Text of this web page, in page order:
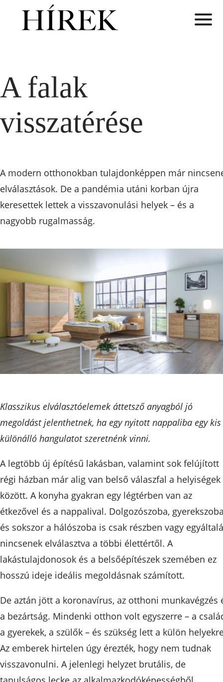
A falak
visszatérése
A modern otthonokban tulajdonképpen már
elválasztások. De a pandémia utáni korban újra
keresettek lettek a visszavonulási helyek – és a
nagyobb rugalmasság.
Klasszikus elválasztóelemek áttetsző anyagból jó
megoldást jelenthetnek, ha egy nyitott nappaliba egy kis
különálló hangulatot szeretnénk vinni.
A legtöbb új építésű lakásban, valamint sok felújított
régi házban már alig van belső válaszfal a helyiségek
között. A konyha gyakran egy légtérben van az
étkezővel és a nappalival. Dolgozószoba,
és sokszor a hálószoba is csak részben vagy
nincsenek elválasztva a többi élettértől. A
lakástulajdonosok és a belsőépítészek szemében ez
hosszú ideje ideális megoldásnak számított.
De aztán jött a koronavírus, az otthoni munkavégzés
a bezártság. Mindenki otthon volt egyszerre – a
a gyerekek, a szülők – és szükség lett a külön
Az emberek hirtelen úgy érezték, hogy nem tudnak
visszavonulni. A jelenlegi helyzet brutális, de